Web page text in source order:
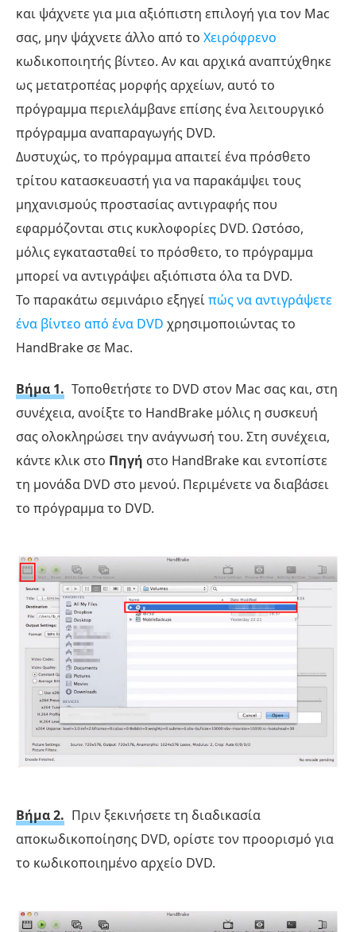
και ψάχνετε για μια αξιόπιστη επιλογή για τον Mac
σας, μην ψάχνετε άλλο από το Χειρόφρενο
κωδικοποιητής βίντεο. Αν και αρχικά αναπτύχθηκε
ως μετατροπέας μορφής αρχείων, αυτό το
πρόγραμμα περιελάμβανε επίσης ένα λειτουργικό
πρόγραμμα αναπαραγωγής DVD.
Δυστυχώς, το πρόγραμμα απαιτεί ένα πρόσθετο
τρίτου κατασκευαστή για να παρακάμψει τους
μηχανισμούς προστασίας αντιγραφής που
εφαρμόζονται στις κυκλοφορίες DVD. Ωστόσο,
μόλις εγκατασταθεί το πρόσθετο, το πρόγραμμα
μπορεί να αντιγράψει αξιόπιστα όλα τα DVD.
Το παρακάτω σεμινάριο εξηγείπώς να αντιγράψετε
ένα βίντεο από ένα DVD χρησιμοποιώντας το
HandBrake σε Mac.
Βήμα 1. Τοποθετήστε το DVD στον Mac σας και, στη
συνέχεια, ανοίξτε το HandBrake μόλις η συσκευή
σας ολοκληρώσει την ανάγνωσή του. Στη συνέχεια,
κάντε κλικ στο Πηγή στο HandBrake και εντοπίστε
τη μονάδα DVD στο μενού. Περιμένετε να διαβάσει
το πρόγραμμα το DVD.
Βήμα 2. Πριν ξεκινήσετε τη διαδικασία
αποκωδικοποίησης DVD, ορίστε τον προορισμό για
το κωδικοποιημένο αρχείο DVD.